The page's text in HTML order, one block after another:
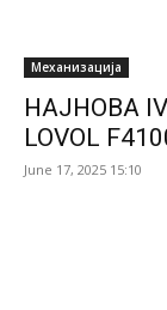
Механизација
НАЈНОВА
LOVOL
June 17, 2025 15:10